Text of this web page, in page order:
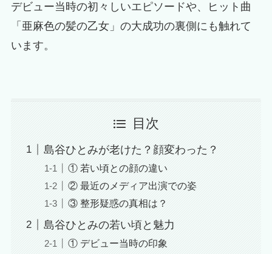
デビュー当時の初々しいエピソードや、ヒット曲
「亜麻色の髪の乙女」の大成功の裏側にも触れて
います。
目次
島谷ひとみが老けた？顔変わった？
① 若い頃との顔の違い
② 最近のメディア出演での姿
③ 整形疑惑の真相は？
島谷ひとみの若い頃と魅力
① デビュー当時の印象